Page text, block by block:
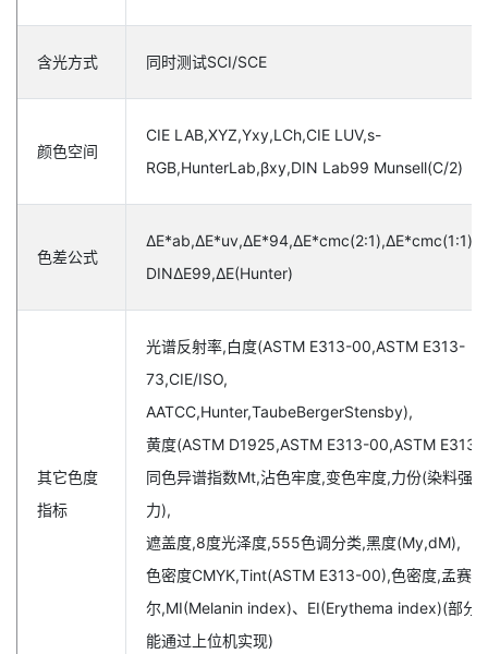
含光方式 同时测试SCI/SCE
颜色空间
CIE LAB,XYZ,Yxy,LCh,CIE LUV,s-
RGB,HunterLab,βxy,DIN Lab99 Munsell(C/2)
色差公式
DINΔE99,ΔE(Hunter)
其它色度
指标
光谱反射率,白度(ASTM E313-00,ASTM E313-
73,CIE/ISO,
AATCC,Hunter,TaubeBergerStensby),
黄度(ASTM D1925,ASTM E313-00,ASTM E313-
同色异谱指数Mt,沾色牢度,变色牢度,力份(染料强
力),
遮盖度,8度光泽度,555色调分类,黑度(My,dM),
色密度CMYK,Tint(ASTM E313-00),色密度,孟赛
尔,MI(Melanin index)、EI(Erythema index)(部分
能通过上位机实现)